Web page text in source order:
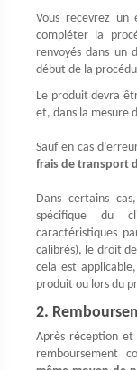
Vous recevrez un
compléter la
renvoyés dans un
début de la
Le produit devra
et, dans la mesure
Sauf en cas
frais de transport
Dans certains
spécifique du
caractéristiques
calibrés), le droit
cela est
produit ou lors du
2.
Après réception
remboursement